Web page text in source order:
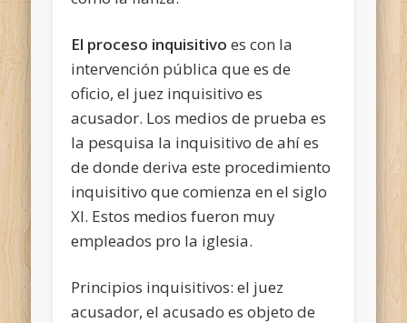
El proceso inquisitivo es con la
intervención pública que es de
oficio, el juez inquisitivo es
acusador. Los medios de prueba es
la pesquisa la inquisitivo de ahí es
de donde deriva este procedimiento
inquisitivo que comienza en el siglo
XI. Estos medios fueron muy
empleados pro la iglesia.
Principios inquisitivos: el juez
acusador, el acusado es objeto de